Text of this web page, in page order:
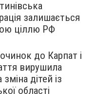
залишається
ціллю РФ
до Карпат і
вирушила
дітей із
області